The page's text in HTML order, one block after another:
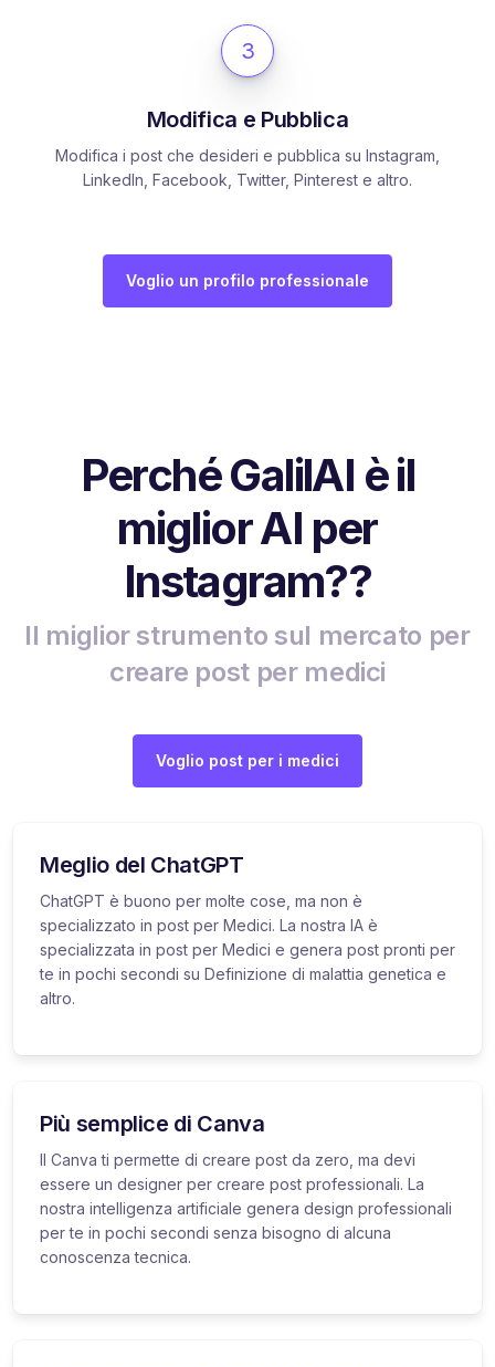
3
Modifica e Pubblica
Modifica i post che desideri e pubblica su Instagram,
LinkedIn, Facebook, Twitter, Pinterest e altro.
Voglio un profilo professionale
Perché GalilAI è il
miglior AI per
Instagram??
Il miglior strumento sul mercato per
creare post per medici
Voglio post per i medici
Meglio del ChatGPT
ChatGPT è buono per molte cose, ma non è
specializzato in post per Medici. La nostra IA è
specializzata in post per Medici e genera post pronti per
te in pochi secondi su Definizione di malattia genetica e
altro.
Più semplice di Canva
Il Canva ti permette di creare post da zero, ma devi
essere un designer per creare post professionali. La
nostra intelligenza artificiale genera design professionali
per te in pochi secondi senza bisogno di alcuna
conoscenza tecnica.